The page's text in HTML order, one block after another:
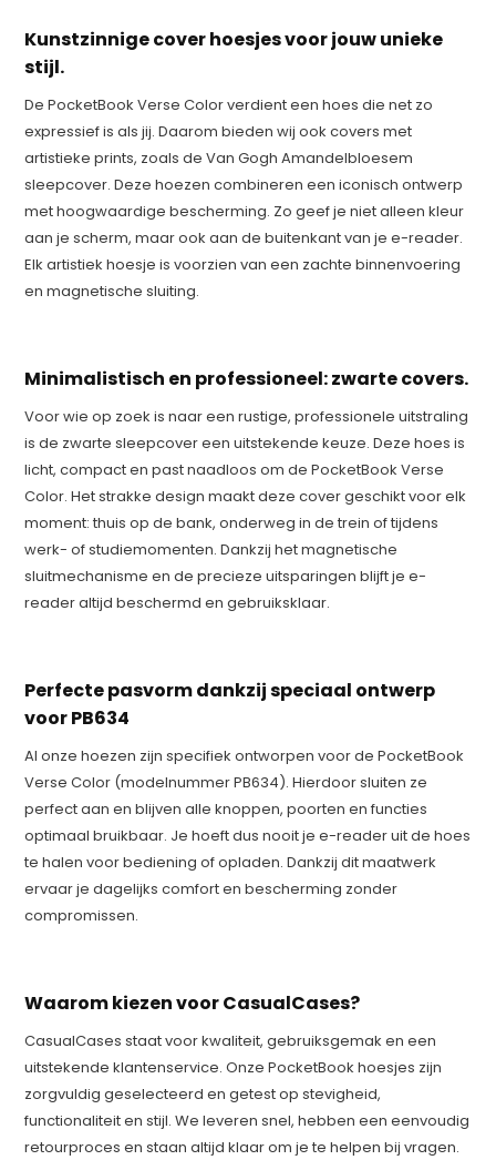
Kunstzinnige cover hoesjes voor jouw unieke
stijl.
De PocketBook Verse Color verdient een hoes die net zo
expressief is als jij. Daarom bieden wij ook covers met
artistieke prints, zoals de Van Gogh Amandelbloesem
sleepcover. Deze hoezen combineren een iconisch ontwerp
met hoogwaardige bescherming. Zo geef je niet alleen kleur
aan je scherm, maar ook aan de buitenkant van je e-reader.
Elk artistiek hoesje is voorzien van een zachte binnenvoering
en magnetische sluiting.
Minimalistisch en professioneel: zwarte covers.
Voor wie op zoek is naar een rustige, professionele uitstraling
is de zwarte sleepcover een uitstekende keuze. Deze hoes is
licht, compact en past naadloos om de PocketBook Verse
Color. Het strakke design maakt deze cover geschikt voor elk
moment: thuis op de bank, onderweg in de trein of tijdens
werk- of studiemomenten. Dankzij het magnetische
sluitmechanisme en de precieze uitsparingen blijft je e-
reader altijd beschermd en gebruiksklaar.
Perfecte pasvorm dankzij speciaal ontwerp
voor PB634
Al onze hoezen zijn specifiek ontworpen voor de PocketBook
Verse Color (modelnummer PB634). Hierdoor sluiten ze
perfect aan en blijven alle knoppen, poorten en functies
optimaal bruikbaar. Je hoeft dus nooit je e-reader uit de hoes
te halen voor bediening of opladen. Dankzij dit maatwerk
ervaar je dagelijks comfort en bescherming zonder
compromissen.
Waarom kiezen voor CasualCases?
CasualCases staat voor kwaliteit, gebruiksgemak en een
uitstekende klantenservice. Onze PocketBook hoesjes zijn
zorgvuldig geselecteerd en getest op stevigheid,
functionaliteit en stijl. We leveren snel, hebben een eenvoudig
retourproces en staan altijd klaar om je te helpen bij vragen.